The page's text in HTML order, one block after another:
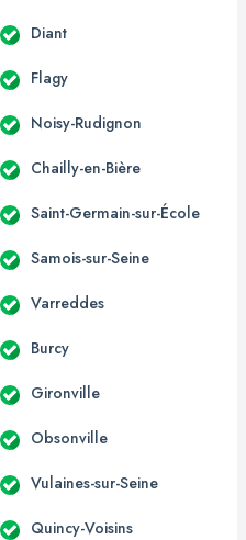
Diant
Flagy
Noisy-Rudignon
Chailly-en-Bière
Saint-Germain-sur-École
Samois-sur-Seine
Varreddes
Burcy
Gironville
Obsonville
Vulaines-sur-Seine
Quincy-Voisins